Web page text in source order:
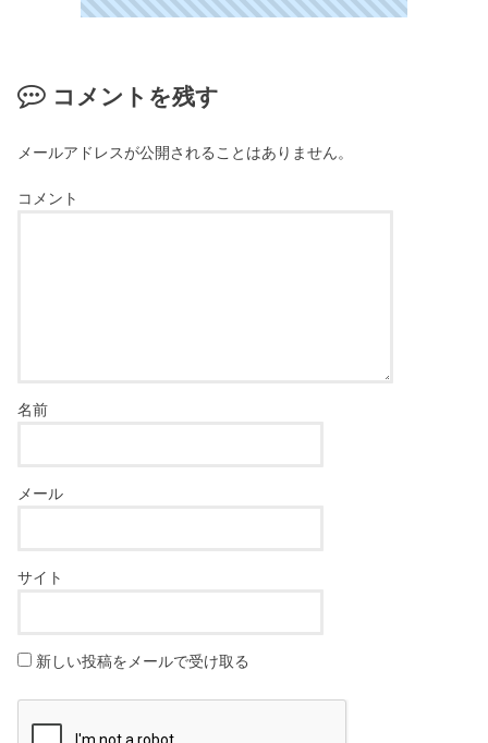
コメントを残す
メールアドレスが公開されることはありません。
コメント
名前
メール
サイト
新しい投稿をメールで受け取る